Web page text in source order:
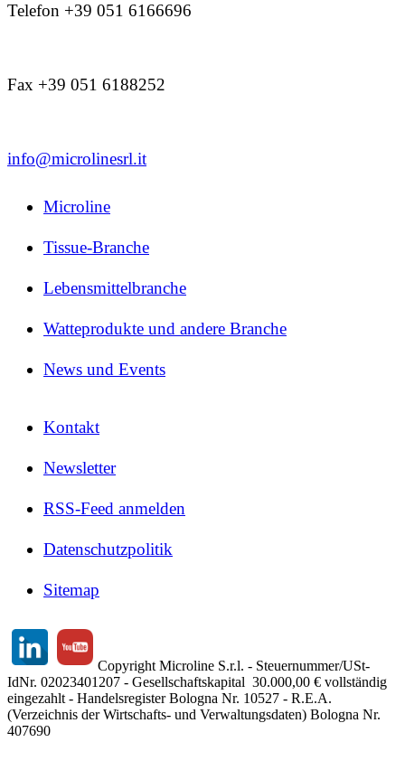
Telefon +39 051 6166696
Fax +39 051 6188252
info@microlinesrl.it
Microline
Tissue-Branche
Lebensmittelbranche
Watteprodukte und andere Branche
News und Events
Kontakt
Newsletter
RSS-Feed anmelden
Datenschutzpolitik
Sitemap
Copyright Microline S.r.l. - Steuernummer/USt-
IdNr. 02023401207 - Gesellschaftskapital 30.000,00 € vollständig
eingezahlt - Handelsregister Bologna Nr. 10527 - R.E.A.
(Verzeichnis der Wirtschafts- und Verwaltungsdaten) Bologna Nr.
407690